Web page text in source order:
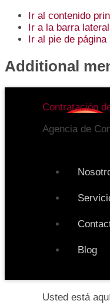
Ir al contenido
Ir a la barra
Ir al pie de página
Additional
Contratación
Agencia de
Blog
Usted está